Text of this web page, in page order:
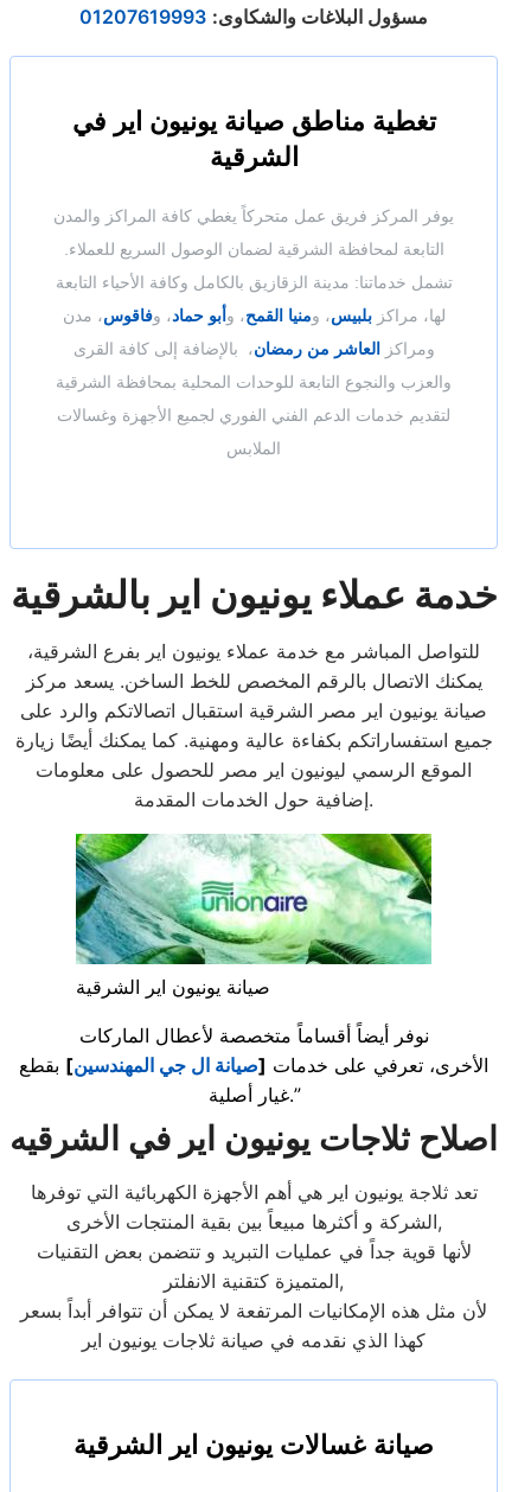
مسؤول البلاغات والشكاوى:
01207619993
تغطية مناطق صيانة يونيون اير في
الشرقية
يوفر المركز فريق عمل متحركاً يغطي كافة المراكز والمدن
التابعة لمحافظة الشرقية لضمان الوصول السريع للعملاء.
تشمل خدماتنا: مدينة الزقازيق بالكامل وكافة الأحياء التابعة
لها، مراكزبلبيس، ومنيا القمح، و أبو حماد، وفاقوس، مدن
ومراكز
العاشر من رمضان، بالإضافة إلى كافة القرى
والعزب والنجوع التابعة للوحدات المحلية بمحافظة الشرقية
لتقديم خدمات الدعم الفني الفوري لجميع الأجهزة وغسالات
الملابس
خدمة عملاء يونيون اير بالشرقية
للتواصل المباشر مع خدمة عملاء يونيون اير بفرع الشرقية،
يمكنك الاتصال بالرقم المخصص للخط الساخن. يسعد مركز
صيانة يونيون اير مصر الشرقية استقبال اتصالاتكم والرد على
جميع استفساراتكم بكفاءة عالية ومهنية. كما يمكنك أيضًا زيارة
الموقع الرسمي ليونيون اير مصر للحصول على معلومات
إضافية حول الخدمات المقدمة.
صيانة يونيون اير الشرقية
نوفر أيضاً أقساماً متخصصة لأعطال الماركات
الأخرى، تعرفي على خدمات [صيانة ال جي المهندسين] بقطع
غيار أصلية.”
اصلاح ثلاجات يونيون اير في الشرقيه
تعد ثلاجة يونيون اير هي أهم الأجهزة الكهربائية التي توفرها
الشركة و أكثرها مبيعاً بين بقية المنتجات الأخرى,
لأنها قوية جداً في عمليات التبريد و تتضمن بعض التقنيات
المتميزة كتقنية الانفلتر,
لأن مثل هذه الإمكانيات المرتفعة لا يمكن أن تتوافر أبداً بسعر
كهذا الذي نقدمه في صيانة ثلاجات يونيون اير
صيانة غسالات يونيون اير الشرقية